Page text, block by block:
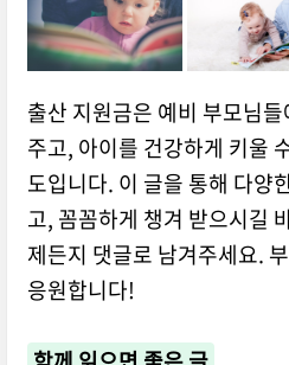
출산 지원금은 예비 부모님
주고, 아이를 건강하게 키울
도입니다. 이 글을 통해 다양
고, 꼼꼼하게 챙겨 받으시길
제든지 댓글로 남겨주세요.
응원합니다!